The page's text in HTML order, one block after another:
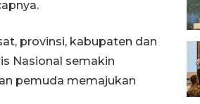
provinsi, kabupaten dan
Nasional semakin
pemuda memajukan